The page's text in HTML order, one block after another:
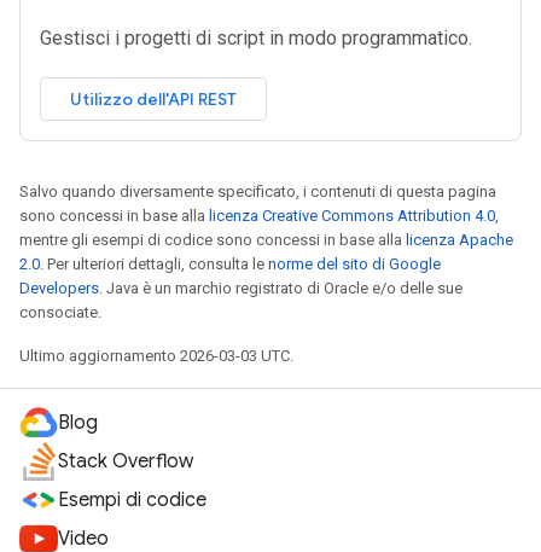
Gestisci i progetti di script in modo programmatico.
Utilizzo dell'API REST
Salvo quando diversamente specificato, i contenuti di questa pagina
sono concessi in base alla licenza Creative Commons Attribution 4.0
mentre gli esempi di codice sono concessi in base alla licenza Apache
2.0 . Per ulteriori dettagli, consulta le norme del sito di Google
Developers . Java è un marchio registrato di Oracle e/o delle sue
consociate.
Ultimo aggiornamento 2026-03-03 UTC.
Blog
Stack Overflow
Esempi di codice
Video